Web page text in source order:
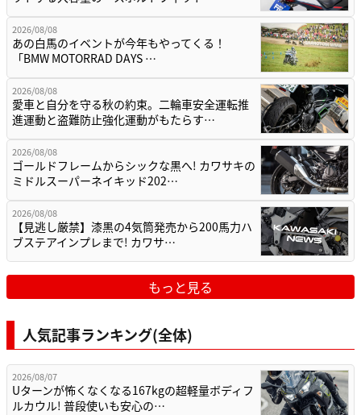
2026/08/08
あの白馬のイベントが今年もやってくる！
「BMW MOTORRAD DAYS …
2026/08/08
愛車と自分を守る秋の約束。二輪車安全運転推
進運動と盗難防止強化運動がもたらす…
2026/08/08
ゴールドフレームからシックな黒へ! カワサキの
ミドルスーパーネイキッド202…
2026/08/08
【見逃し厳禁】漆黒の4気筒発売から200馬力ハ
ブステアインプレまで! カワサ…
もっと見る
人気記事ランキング(全体)
2026/08/07
Uターンが怖くなくなる167kgの超軽量ボディフ
ルカウル! 普段使いも安心の…